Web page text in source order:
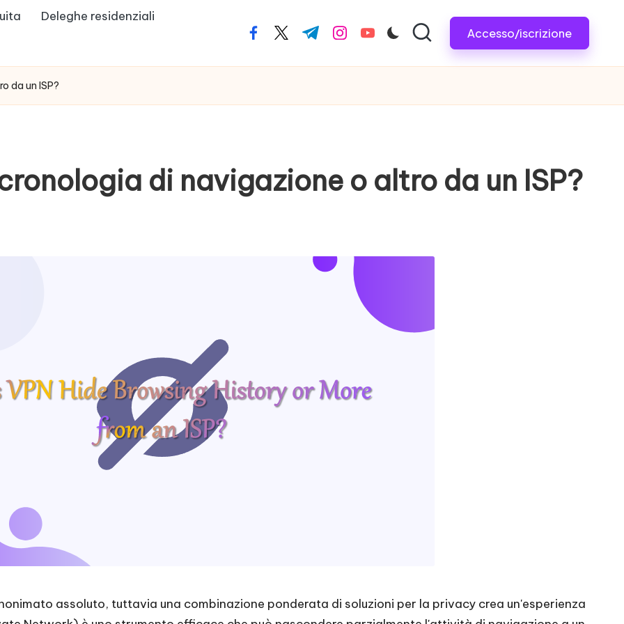
Deleghe residenziali
facebook.com
twitter.com
t.me instagram.com
youtube.com Accesso/iscrizione
da un ISP?
di navigazione o altro da un ISP?
assoluto, tuttavia una combinazione ponderata di soluzioni per la privacy crea un'esperienza